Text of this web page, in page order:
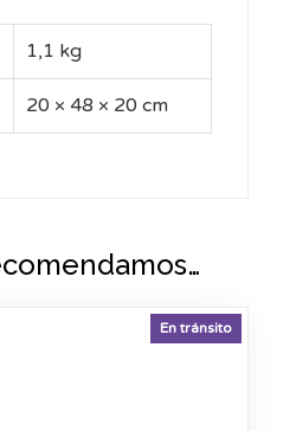
1,1 kg
20 × 48 × 20 cm
En tránsito